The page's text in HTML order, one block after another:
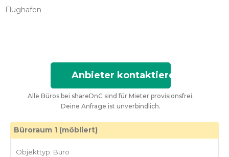
Flughafen
Anbieter kontaktieren
Alle Büros bei shareDnC sind für Mieter provisionsfrei.
Deine Anfrage ist unverbindlich.
Büroraum 1 (möbliert)
Objekttyp: Büro